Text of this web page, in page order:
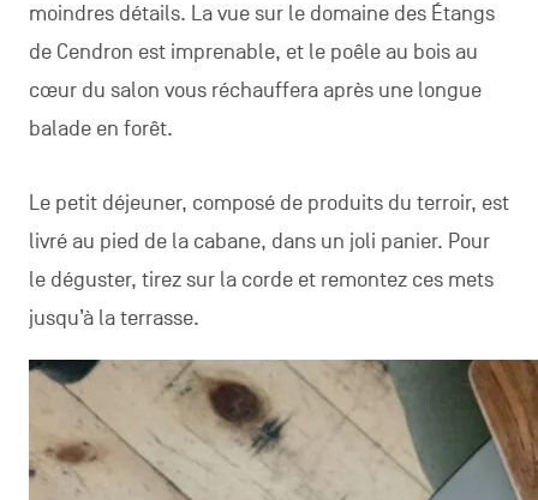
moindres détails. La vue sur le domaine des Étangs
de Cendron est imprenable, et le poêle au bois au
cœur du salon vous réchauffera après une longue
balade en forêt.
Le petit déjeuner, composé de produits du terroir, est
livré au pied de la cabane, dans un joli panier. Pour
le déguster, tirez sur la corde et remontez ces mets
jusqu’à la terrasse.